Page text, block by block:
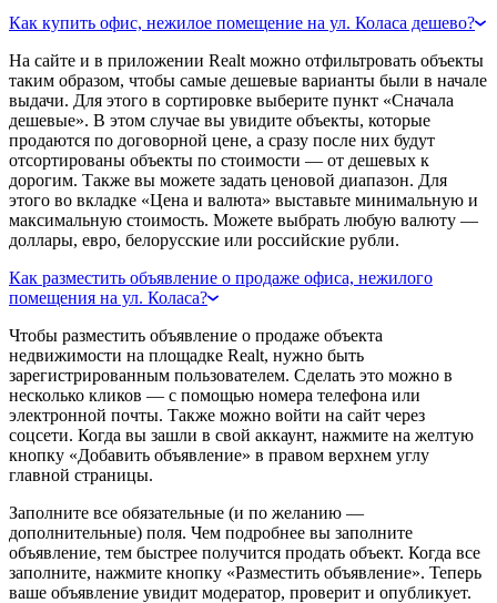
Как купить офис, нежилое помещение на ул. Коласа дешево?
На сайте и в приложении Realt можно отфильтровать объекты
таким образом, чтобы самые дешевые варианты были в начале
выдачи. Для этого в сортировке выберите пункт «Сначала
дешевые». В этом случае вы увидите объекты, которые
продаются по договорной цене, а сразу после них будут
отсортированы объекты по стоимости — от дешевых к
дорогим. Также вы можете задать ценовой диапазон. Для
этого во вкладке «Цена и валюта» выставьте минимальную и
максимальную стоимость. Можете выбрать любую валюту —
доллары, евро, белорусские или российские рубли.
Как разместить объявление о продаже офиса, нежилого
помещения на ул. Коласа?
Чтобы разместить объявление о продаже объекта
недвижимости на площадке Realt, нужно быть
зарегистрированным пользователем. Сделать это можно в
несколько кликов — с помощью номера телефона или
электронной почты. Также можно войти на сайт через
соцсети. Когда вы зашли в свой аккаунт, нажмите на желтую
кнопку «Добавить объявление» в правом верхнем углу
главной страницы.
Заполните все обязательные (и по желанию —
дополнительные) поля. Чем подробнее вы заполните
объявление, тем быстрее получится продать объект. Когда все
заполните, нажмите кнопку «Разместить объявление». Теперь
ваше объявление увидит модератор, проверит и опубликует.